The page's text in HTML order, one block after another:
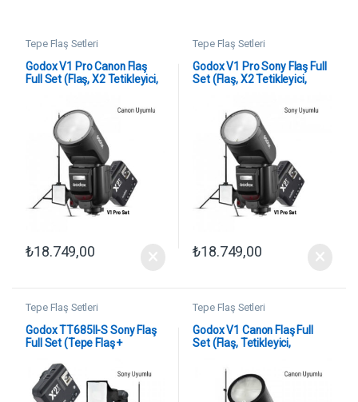
Tepe Flaş Setleri
Godox V1 Pro Canon Flaş
Full Set (Flaş, X2 Tetikleyici,
₺18.749,00
Tepe Flaş Setleri
Godox V1 Pro Sony Flaş Full
Set (Flaş, X2 Tetikleyici,
₺18.749,00
Tepe Flaş Setleri
Godox TT685II-S Sony Flaş
Full Set (Tepe Flaş +
Softbox)
Tepe Flaş Setleri
Godox V1 Canon Flaş Full
Set (Flaş, Tetikleyici,